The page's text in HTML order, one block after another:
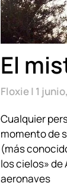
El
Floxie 1
Cualquier
momento de
(más
los cielos»
aeronaves